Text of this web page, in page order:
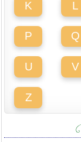
K L
P Q
U V
Z